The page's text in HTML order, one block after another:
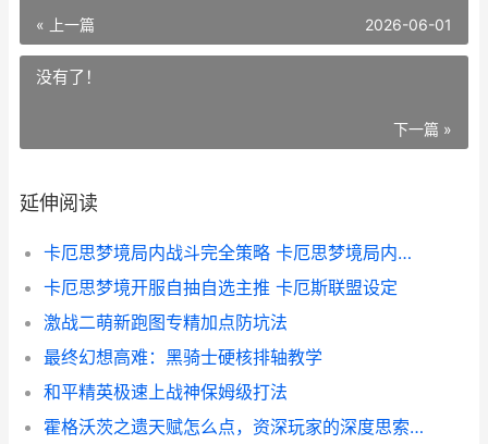
« 上一篇 2026-06-01
没有了！
下一篇 »
延伸阅读
卡厄思梦境局内战斗完全策略 卡厄思梦境局内装备
卡厄思梦境开服自抽自选主推 卡厄斯联盟设定
激战二萌新跑图专精加点防坑法
最终幻想高难：黑骑士硬核排轴教学
和平精英极速上战神保姆级打法
霍格沃茨之遗天赋怎么点，资深玩家的深度思索指南